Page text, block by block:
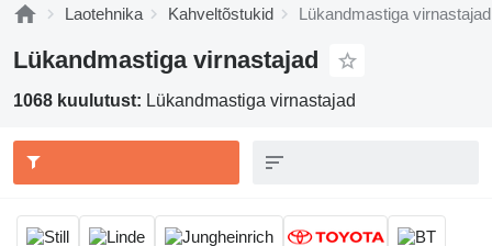
Laotehnika Kahveltõstukid Lükandmastiga virnastajad
Lükandmastiga virnastajad
1068 kuulutust: Lükandmastiga virnastajad